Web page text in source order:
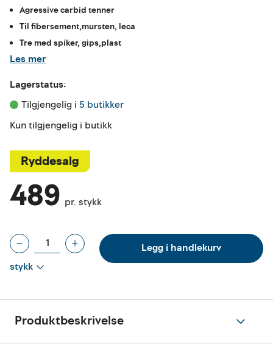
Agressive carbid tenner
Til fibersement,mursten, leca
Tre med spiker, gips,plast
Les mer
Lagerstatus:
Tilgjengelig i 5 butikker
Kun tilgjengelig i butikk
Ryddesalg
489 pr. stykk
stykk
Legg i handlekurv
Produktbeskrivelse